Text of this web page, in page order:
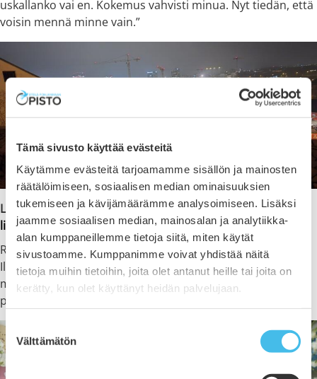
Tämä sivusto käyttää evästeitä
Käytämme evästeitä tarjoamamme sisällön ja mainosten
räätälöimiseen, sosiaalisen median ominaisuuksien
tukemiseen ja kävijämäärämme analysoimiseen. Lisäksi
jaamme sosiaalisen median, mainosalan ja analytiikka-
alan kumppaneillemme tietoja siitä, miten käytät
sivustoamme. Kumppanimme voivat yhdistää näitä
tietoja muihin tietoihin, joita olet antanut heille tai joita on
kerätty, kun olet käyttänyt heidän palvelujaan.
Suostumuksen
valinta
Välttämätön
uskallanko vai en. Kokemus vahvisti minua. Nyt tiedän, että
voisin mennä minne vain.”
Lue Adilen matkakertomus vaihto-opiskeluajasta tästä
linkistä.
Ravintola Katajanmarja Etelä-Pohjanmaan Opiston
Ilmajoen kampuksella (Opistontie 111) kattaa tarjolle
maittavan PÄÄSIÄISBRUNSSINensimmäisenä
pääsiäispäivänä,